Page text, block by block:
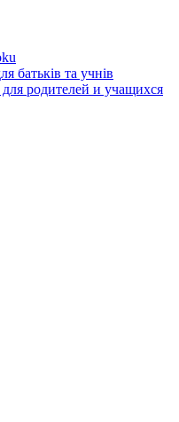
батьків та учнів
родителей и учащихся